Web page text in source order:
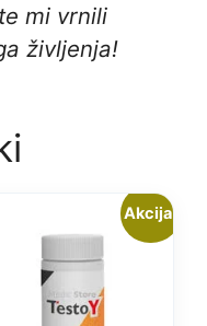
mi vrnili
življenja!
Akcija!